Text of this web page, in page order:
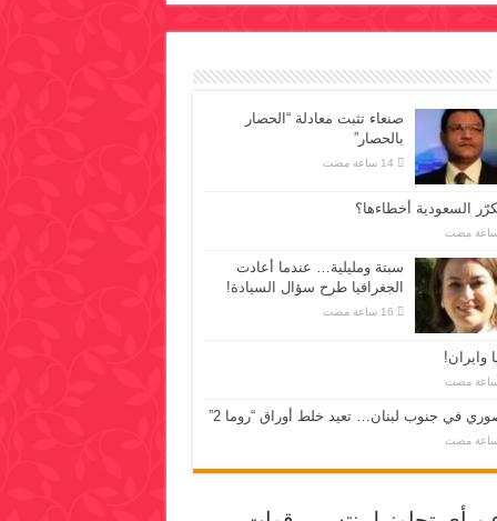
صنعاء تثبت معادلة “الحصار
بالحصار”
السعودية أخطاءها؟
سبتة ومليلية… عندما أعادت
الجغرافيا طرح سؤال السيادة!
وايران!
في جنوب لبنان… تعيد خلط أوراق “روما 2”